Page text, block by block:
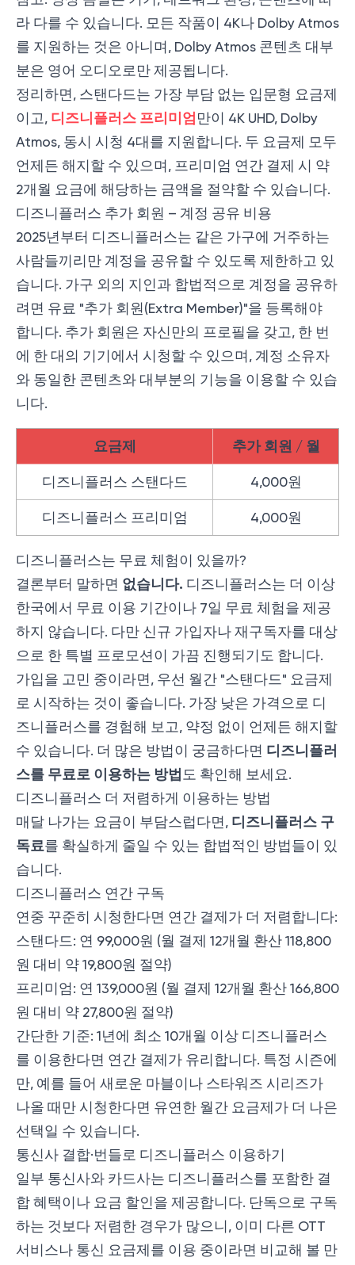
라 다를 수 있습니다. 모든 작품이 4K나 Dolby Atmos
를 지원하는 것은 아니며, Dolby Atmos 콘텐츠 대부
분은 영어 오디오로만 제공됩니다.
정리하면, 스탠다드는 가장 부담 없는 입문형 요금제
이고, 디즈니플러스 프리미엄 만이 4K UHD, Dolby
Atmos, 동시 시청 4대를 지원합니다. 두 요금제 모두
언제든 해지할 수 있으며, 프리미엄 연간 결제 시 약
2개월 요금에 해당하는 금액을 절약할 수 있습니다.
디즈니플러스 추가 회원 – 계정 공유 비용
2025년부터 디즈니플러스는 같은 가구에 거주하는
사람들끼리만 계정을 공유할 수 있도록 제한하고 있
습니다. 가구 외의 지인과 합법적으로 계정을 공유하
려면 유료 "추가 회원(Extra Member)"을 등록해야
합니다. 추가 회원은 자신만의 프로필을 갖고, 한 번
에 한 대의 기기에서 시청할 수 있으며, 계정 소유자
와 동일한 콘텐츠와 대부분의 기능을 이용할 수 있습
니다.
요금제 추가 회원 / 월
디즈니플러스 스탠다드 4,000원
디즈니플러스 프리미엄 4,000원
디즈니플러스는 무료 체험이 있을까?
결론부터 말하면 없습니다. 디즈니플러스는 더 이상
한국에서 무료 이용 기간이나 7일 무료 체험을 제공
하지 않습니다. 다만 신규 가입자나 재구독자를 대상
으로 한 특별 프로모션이 가끔 진행되기도 합니다.
가입을 고민 중이라면, 우선 월간 "스탠다드" 요금제
로 시작하는 것이 좋습니다. 가장 낮은 가격으로 디
즈니플러스를 경험해 보고, 약정 없이 언제든 해지할
수 있습니다. 더 많은 방법이 궁금하다면 디즈니플러
스를 무료로 이용하는 방법 도 확인해 보세요.
디즈니플러스 더 저렴하게 이용하는 방법
매달 나가는 요금이 부담스럽다면, 디즈니플러스 구
독료를 확실하게 줄일 수 있는 합법적인 방법들이 있
습니다.
디즈니플러스 연간 구독
연중 꾸준히 시청한다면 연간 결제가 더 저렴합니다:
스탠다드: 연 99,000원 (월 결제 12개월 환산 118,800
원 대비 약 19,800원 절약)
프리미엄: 연 139,000원 (월 결제 12개월 환산 166,800
원 대비 약 27,800원 절약)
간단한 기준: 1년에 최소 10개월 이상 디즈니플러스
를 이용한다면 연간 결제가 유리합니다. 특정 시즌에
만, 예를 들어 새로운 마블이나 스타워즈 시리즈가
나올 때만 시청한다면 유연한 월간 요금제가 더 나은
선택일 수 있습니다.
통신사 결합·번들로 디즈니플러스 이용하기
일부 통신사와 카드사는 디즈니플러스를 포함한 결
합 혜택이나 요금 할인을 제공합니다. 단독으로 구독
하는 것보다 저렴한 경우가 많으니, 이미 다른 OTT
서비스나 통신 요금제를 이용 중이라면 비교해 볼 만